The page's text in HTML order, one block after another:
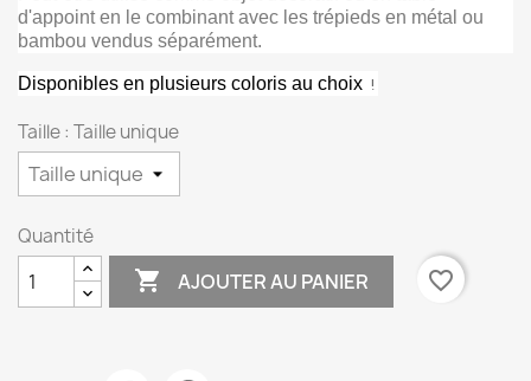
d'appoint en le combinant avec les trépieds en métal ou
bambou vendus séparément.
Disponibles en plusieurs coloris au choix !
Taille : Taille unique
Quantité
 AJOUTER AU PANIER favorite_border